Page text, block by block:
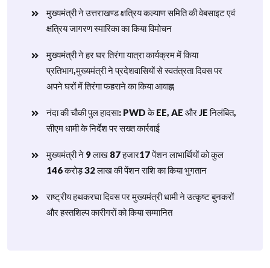
मुख्यमंत्री ने उत्तराखण्ड क्षत्रिय कल्याण समिति की वेबसाइट एवं
क्षत्रिय जागरण स्मारिका का किया विमोचन
मुख्यमंत्री ने हर घर तिरंगा यात्रा कार्यक्रम में किया
प्रतिभाग,मुख्यमंत्री ने प्रदेशवासियों से स्वतंत्रता दिवस पर
अपने घरों में तिरंगा फहराने का किया आवाह्न
नंदा की चौकी पुल हादसा: PWD के EE, AE और JE निलंबित,
सीएम धामी के निर्देश पर सख्त कार्रवाई
मुख्यमंत्री ने 9 लाख 87 हजार17 पेंशन लाभार्थियों को कुल
146 करोड़ 32 लाख की पेंशन राशि का किया भुगतान
राष्ट्रीय हथकरघा दिवस पर मुख्यमंत्री धामी ने उत्कृष्ट बुनकरों
और हस्तशिल्प कारीगरों को किया सम्मानित